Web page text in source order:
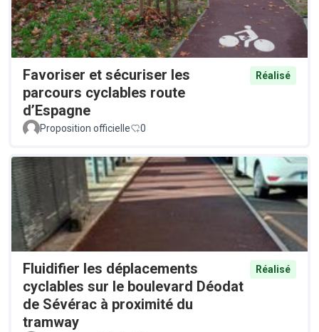
Favoriser et sécuriser les
parcours cyclables route
d’Espagne
Réalisé
Proposition officielle 0
Fluidifier les déplacements
cyclables sur le boulevard Déodat
de Sévérac à proximité du
tramway
Réalisé